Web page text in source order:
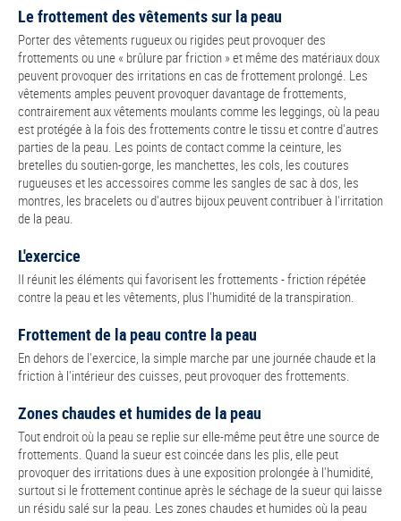
Le frottement des vêtements sur la peau
Porter des vêtements rugueux ou rigides peut provoquer des
frottements ou une « brûlure par friction » et même des matériaux doux
peuvent provoquer des irritations en cas de frottement prolongé. Les
vêtements amples peuvent provoquer davantage de frottements,
contrairement aux vêtements moulants comme les leggings, où la peau
est protégée à la fois des frottements contre le tissu et contre d'autres
parties de la peau. Les points de contact comme la ceinture, les
bretelles du soutien-gorge, les manchettes, les cols, les coutures
rugueuses et les accessoires comme les sangles de sac à dos, les
montres, les bracelets ou d'autres bijoux peuvent contribuer à l'irritation
de la peau.
L'exercice
Il réunit les éléments qui favorisent les frottements - friction répétée
contre la peau et les vêtements, plus l'humidité de la transpiration.
Frottement de la peau contre la peau
En dehors de l'exercice, la simple marche par une journée chaude et la
friction à l'intérieur des cuisses, peut provoquer des frottements.
Zones chaudes et humides de la peau
Tout endroit où la peau se replie sur elle-même peut être une source de
frottements. Quand la sueur est coincée dans les plis, elle peut
provoquer des irritations dues à une exposition prolongée à l'humidité,
surtout si le frottement continue après le séchage de la sueur qui laisse
un résidu salé sur la peau. Les zones chaudes et humides où la peau